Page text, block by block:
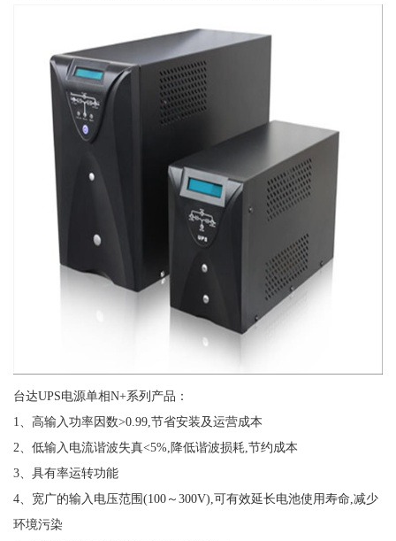
台达UPS电源单相N+系列产品：
1、高输入功率因数>0.99,节省安装及运营成本
2、低输入电流谐波失真<5%,降低谐波损耗,节约成本
3、具有率运转功能
4、宽广的输入电压范围(100～300V),可有效延长电池使用寿命,减少
环境污染